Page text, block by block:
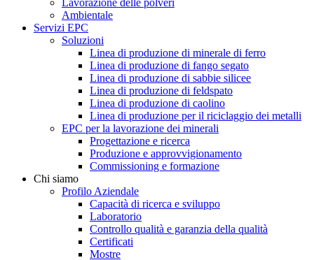
Lavorazione delle polveri
Ambientale
Servizi EPC
Soluzioni
Linea di produzione di minerale di ferro
Linea di produzione di fango segato
Linea di produzione di sabbie silicee
Linea di produzione di feldspato
Linea di produzione di caolino
Linea di produzione per il riciclaggio dei metalli
EPC per la lavorazione dei minerali
Progettazione e ricerca
Produzione e approvvigionamento
Commissioning e formazione
Chi siamo
Profilo Aziendale
Capacità di ricerca e sviluppo
Laboratorio
Controllo qualità e garanzia della qualità
Certificati
Mostre